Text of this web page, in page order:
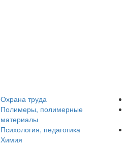
Охрана труда
Полимеры, полимерные
материалы
Психология, педагогика
Химия